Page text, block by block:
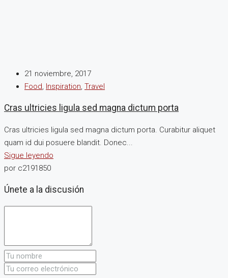
21 noviembre, 2017
Food, Inspiration, Travel
Cras ultricies ligula sed magna dictum porta
Cras ultricies ligula sed magna dictum porta. Curabitur aliquet
quam id dui posuere blandit. Donec...
Sigue leyendo
por c2191850
Únete a la discusión